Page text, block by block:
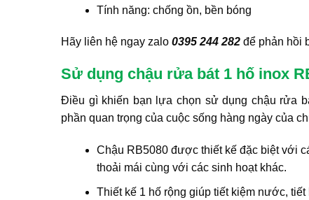
Tính năng: chống ồn, bền bóng
Hãy liên hệ ngay zalo 0395 244 282 để phản hồi
Sử dụng chậu rửa bát 1 hố inox
Điều gì khiến bạn lựa chọn sử dụng chậu rửa
phần quan trọng của cuộc sống hàng ngày của
Chậu RB5080 được thiết kế đặc biệt với
thoải mái cùng với các sinh hoạt khác.
Thiết kế 1 hố rộng giúp tiết kiệm nước,